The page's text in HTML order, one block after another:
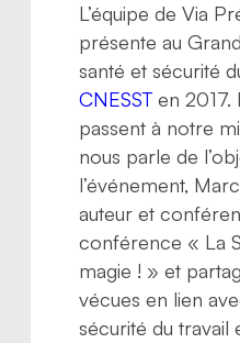
Nous joindre
L’équipe de Via
présente au
santé et sécurité
CNESST en 2017.
passent à notre
nous parle de
l’événement,
auteur et
conférence « La
magie ! » et
vécues en lien
sécurité du travail